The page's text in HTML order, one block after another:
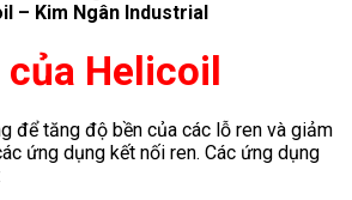
– Kim Ngân Industrial
Helicoil
để tăng độ bền của các lỗ ren và giảm
ứng dụng kết nối ren. Các ứng dụng